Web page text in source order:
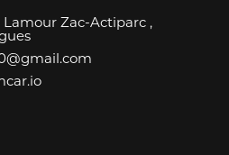
Lamour Zac-Actiparc ,